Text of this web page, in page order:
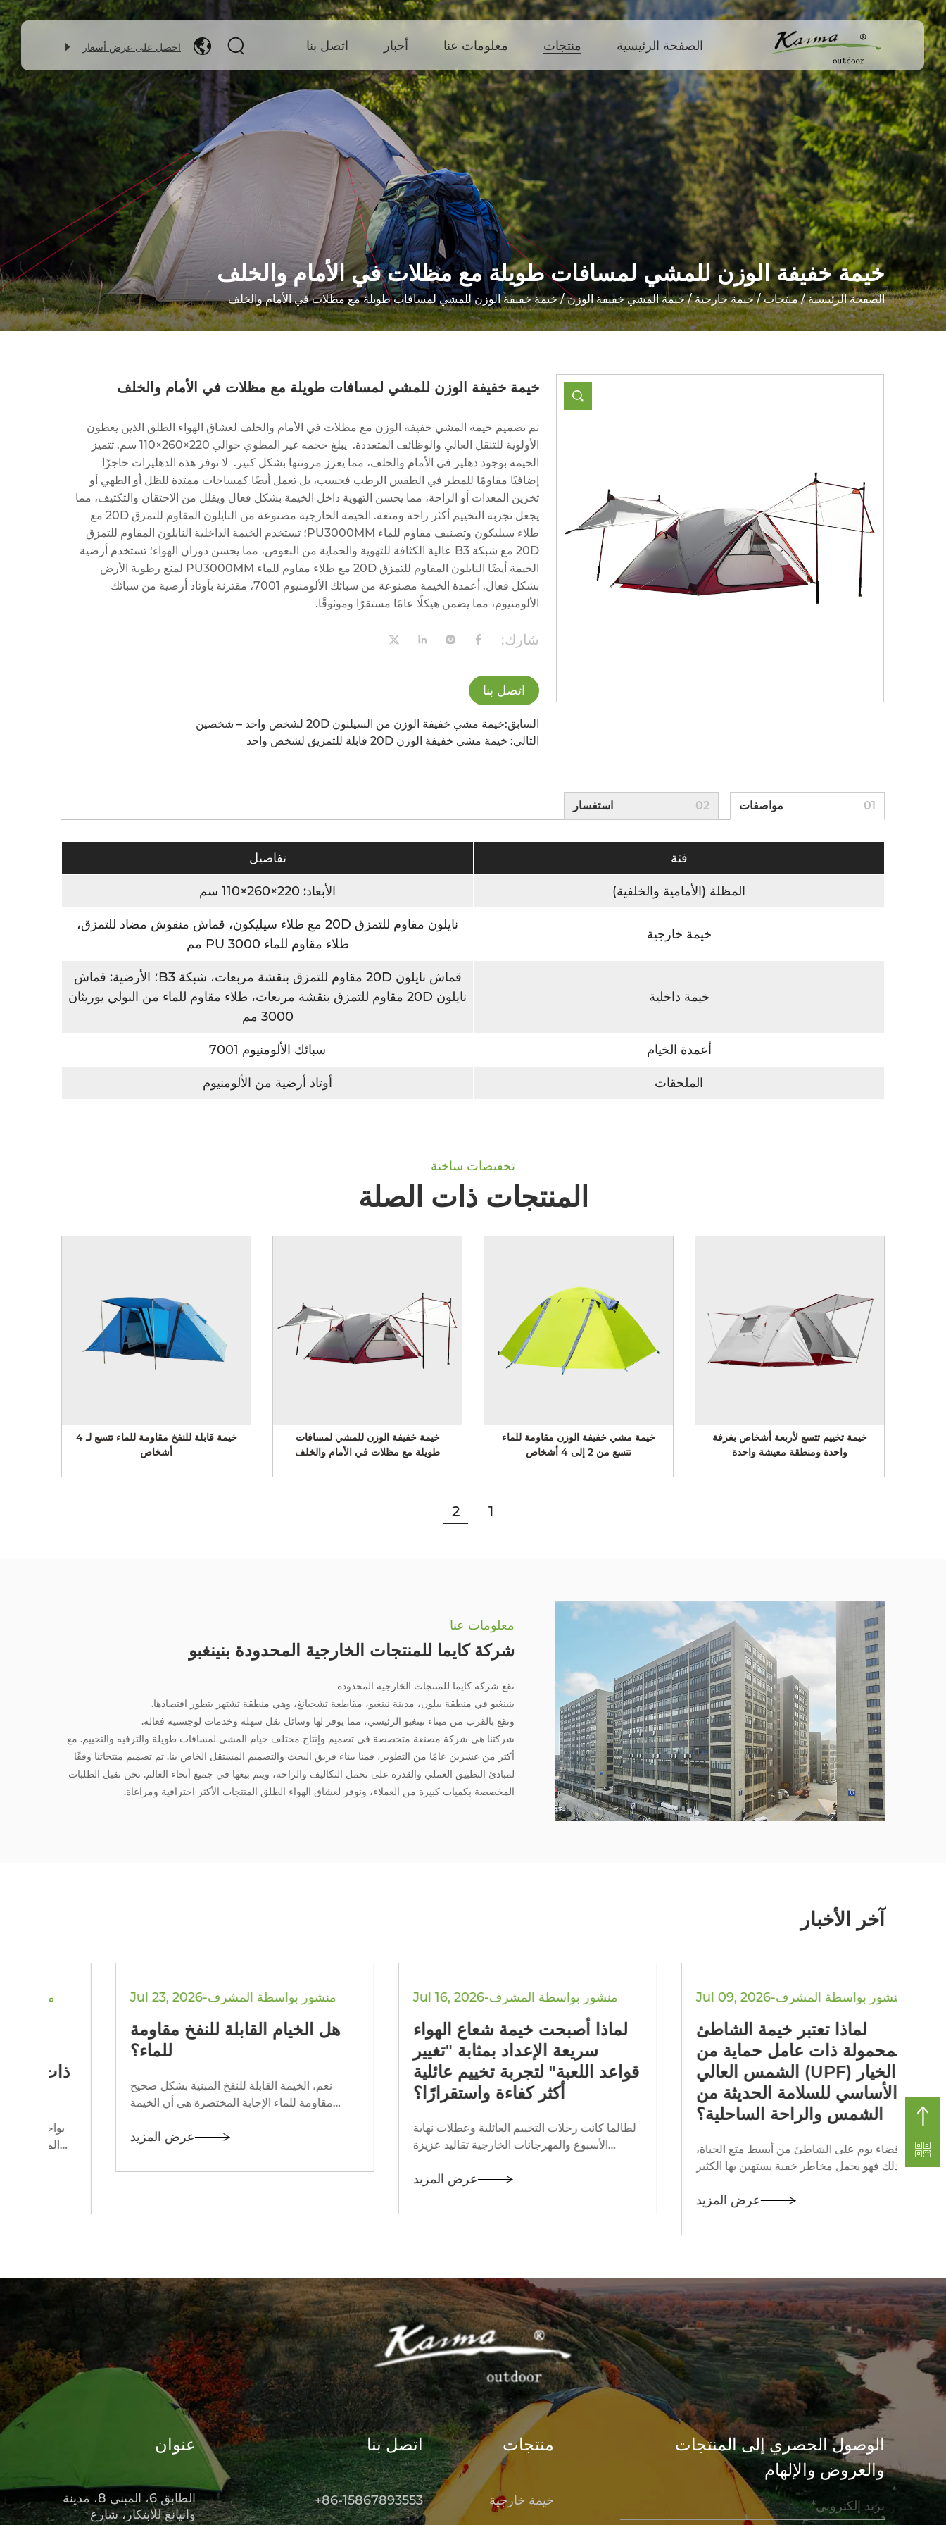
الصفحة الرئيسية منتجات معلومات عنا أخبار اتصل بنا احصل على عرض أسعار
قائمة طعام
الصفحة الرئيسية
منتجات
معلومات عنا
أخبار
اتصل بنا
خيمة خفيفة الوزن للمشي لمسافات طويلة مع مظلات في الأمام والخلف
الصفحة الرئيسية/منتجات/خيمة خارجية/خيمة المشي خفيفة الوزن/خيمة خفيفة الوزن للمشي لمسافات طويلة مع مظلات في الأمام والخلف
خيمة خفيفة الوزن للمشي لمسافات طويلة مع مظلات في الأمام والخلف
تم تصميم خيمة المشي خفيفة الوزن مع مظلات في الأمام والخلف لعشاق الهواء الطلق الذين يعطون
الأولوية للتنقل العالي والوظائف المتعددة. يبلغ حجمه غير المطوي حوالي 220×260×110 سم. تتميز
الخيمة بوجود دهليز في الأمام والخلف، مما يعزز مرونتها بشكل كبير. لا توفر هذه الدهليزات حاجزًا
إضافيًا مقاومًا للمطر في الطقس الرطب فحسب، بل تعمل أيضًا كمساحات ممتدة للظل أو الطهي أو
تخزين المعدات أو الراحة، مما يحسن التهوية داخل الخيمة بشكل فعال ويقلل من الاحتقان والتكثيف، مما
يجعل تجربة التخييم أكثر راحة ومتعة. الخيمة الخارجية مصنوعة من النايلون المقاوم للتمزق 20D مع
طلاء سيليكون وتصنيف مقاوم للماء PU3000MM؛ تستخدم الخيمة الداخلية النايلون المقاوم للتمزق
20D مع شبكة B3 عالية الكثافة للتهوية والحماية من البعوض، مما يحسن دوران الهواء؛ تستخدم أرضية
الخيمة أيضًا النايلون المقاوم للتمزق 20D مع طلاء مقاوم للماء PU3000MM لمنع رطوبة الأرض
بشكل فعال. أعمدة الخيمة مصنوعة من سبائك الألومنيوم 7001، مقترنة بأوتاد أرضية من سبائك
الألومنيوم، مما يضمن هيكلًا عامًا مستقرًا وموثوقًا.
شارك:
اتصل بنا
السابق:خيمة مشي خفيفة الوزن من السيلنون 20D لشخص واحد – شخصين
التالي: خيمة مشي خفيفة الوزن 20D قابلة للتمزيق لشخص واحد
01 مواصفات 02 استفسار
فئة تفاصيل
المظلة (الأمامية والخلفية) الأبعاد: 220×260×110 سم
خيمة خارجية
نايلون مقاوم للتمزق 20D مع طلاء سيليكون، قماش منقوش مضاد للتمزق،
طلاء مقاوم للماء PU 3000 مم
خيمة داخلية
قماش نايلون 20D مقاوم للتمزق بنقشة مربعات، شبكة B3؛ الأرضية: قماش
نايلون 20D مقاوم للتمزق بنقشة مربعات، طلاء مقاوم للماء من البولي يوريثان
3000 مم
أعمدة الخيام سبائك الألومنيوم 7001
الملحقات أوتاد أرضية من الألومنيوم
تخفيضات ساخنة
المنتجات ذات الصلة
خيمة خفيفة الوزن للمشي لمسافات
طويلة مع مظلات في الأمام والخلف
خيمة مشي خفيفة الوزن مقاومة للماء
تتسع من 2 إلى 4 أشخاص
خيمة تخييم تتسع لأربعة أشخاص بغرفة
واحدة ومنطقة معيشة واحدة
عائلية مزدوجة الطبقات
1
2
معلومات عنا
شركة كايما للمنتجات الخارجية المحدودة بنينغبو
تقع شركة كايما للمنتجات الخارجية المحدودة
بنينغبو في منطقة بيلون، مدينة نينغبو، مقاطعة تشجيانغ، وهي منطقة تشتهر بتطور اقتصادها.
وتقع بالقرب من ميناء نينغبو الرئيسي، مما يوفر لها وسائل نقل سهلة وخدمات لوجستية فعالة.
شركتنا هي شركة مصنعة متخصصة في تصميم وإنتاج مختلف خيام المشي لمسافات طويلة والترفيه والتخييم. مع
أكثر من عشرين عامًا من التطوير، قمنا ببناء فريق البحث والتصميم المستقل الخاص بنا. تم تصميم منتجاتنا وفقًا
لمبادئ التطبيق العملي والقدرة على تحمل التكاليف والراحة، ويتم بيعها في جميع أنحاء العالم. نحن نقبل الطلبات
المخصصة بكميات كبيرة من العملاء، ونوفر لعشاق الهواء الطلق المنتجات الأكثر احترافية ومراعاة.
آخر الأخبار
Jul 23, 2026-منشور بواسطة المشرف
هل الخيام القابلة للنفخ مقاومة
نعم، الخيمة القابلة للنفخ المبنية بشكل صحيح
مقاومة للماء الإجابة المختصرة هي أن الخيمة
بشرط أن تستخدم قماشًا مطلي...
عرض المزيد
Jul 16, 2026-منشور بواسطة المشرف
لماذا أصبحت خيمة شعاع الهواء
سريعة الإعداد بمثابة "تغيير
قواعد اللعبة" لتجربة تخييم عائلية
أكثر كفاءة واستقرارًا؟
لطالما كانت رحلات التخييم العائلية وعطلات نهاية
الأسبوع والمهرجانات الخارجية تقاليد عزيزة
عرض المزيد
Jul 09, 2026-منشور بواسطة المشرف
لماذا تعتبر خيمة الشاطئ
المحمولة ذات عامل حماية من
الشمس العالي (UPF) الخيار
الأساسي للسلامة الحديثة من
الشمس والراحة الساحلية؟
يعد قضاء يوم على الشاطئ من أبسط متع الحياة،
ومع ذلك فهو يحمل مخاطر خفية يستهين بها الكثير
عرض المزيد
أو
الوصول الحصري إلى المنتجات
والعروض والإلهام
منتجات
خيمة خارجية
اتصل بنا
+86-15867893553
عنوان
الطابق 6، المبنى 8، مدينة
وانيانغ للابتكار، شارع